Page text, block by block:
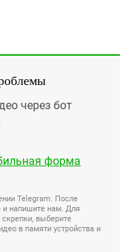
через бот
форма
Telegram. После
и напишите нам. Для
выберите
в памяти устройства и